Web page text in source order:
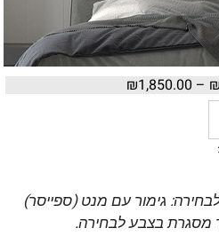
–
₪1,850.00
גימור עם מנט (ספייסר)
מסגרת בצבע לבחירה.